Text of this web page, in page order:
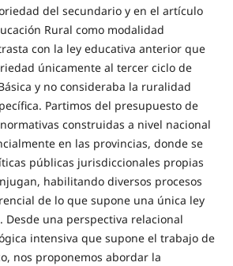
del secundario y en el artículo
Rural como modalidad
con la ley educativa anterior que
únicamente al tercer ciclo de
y no consideraba la ruralidad
Partimos del presupuesto de
construidas a nivel nacional
en las provincias, donde se
públicas jurisdiccionales propias
habilitando diversos procesos
de lo que supone una única ley
Desde una perspectiva relacional
intensiva que supone el trabajo de
nos proponemos abordar la